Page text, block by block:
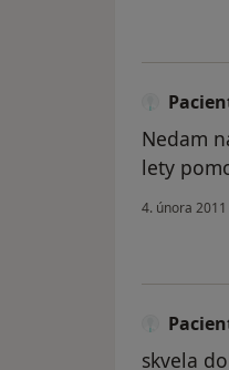
Nedam
lety
4. února 2011
skvela